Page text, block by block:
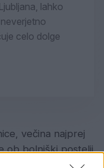
lahko
celo dolge
večina najprej
ob bolniški postelji.
delo, v ozadju